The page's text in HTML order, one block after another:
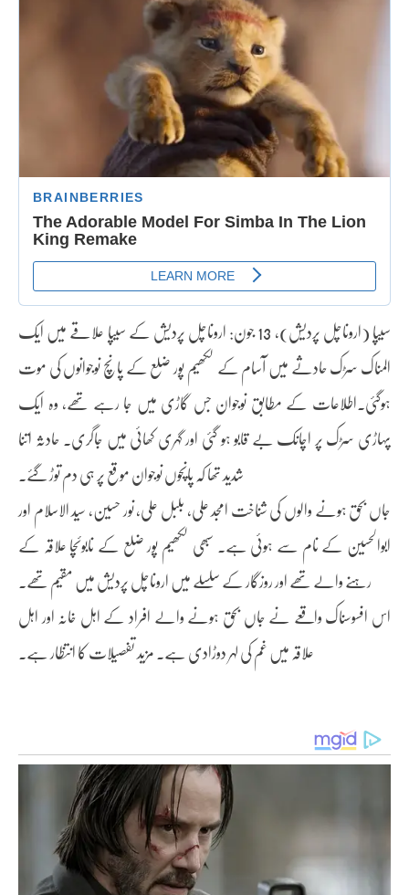
سیپا (اروناچل پردیش)، 13 جون: اروناچل پردیش کے سیپا علاقے میں ایک
المناک سڑک حادثے میں آسام کے لکھیم پور ضلع کے پانچ نوجوانوں کی موت
ہوگئی۔اطلاعات کے مطابق نوجوان جس گاڑی میں جا رہے تھے، وہ ایک
پہاڑی سڑک پر اچانک بے قابو ہو گئی اور گہری کھائی میں جاگری۔ حادثہ اتنا
شدید تھا کہ پانچوں نوجوان موقع پر ہی دم توڑ گئے۔
جاں بحق ہونے والوں کی شناخت امجد علی، بلبل علی، نور حسین، سید الاسلام اور
ابوالحسین کے نام سے ہوئی ہے۔ سبھی لکھیم پور ضلع کے نابوئچا علاقہ کے
رہنے والے تھے اور روزگار کے سلسلے میں اروناچل پردیش میں مقیم تھے۔
اس افسوسناک واقعے نے جاں بحق ہونے والے افراد کے اہل خانہ اور اہل
علاقہ میں غم کی لہر دوڑادی ہے۔ مزید تفصیلات کا انتظار ہے۔